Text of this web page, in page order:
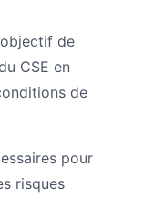
de
CSE en
de
pour
risques